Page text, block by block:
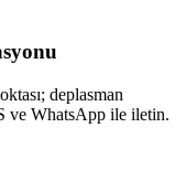
deplasman
ve WhatsApp ile iletin.